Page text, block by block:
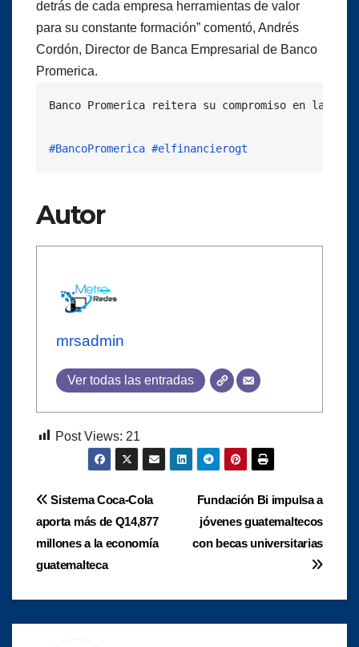
detrás de cada empresa herramientas de valor
para su constante formación” comentó, Andrés
Cordón, Director de Banca Empresarial de Banco
Promerica.
Banco Promerica reitera su compromiso en la
#BancoPromerica #elfinancierogt
Autor
mrsadmin
Ver todas las entradas
Post Views: 21
Navegación
de
entradas
Fundación Bi impulsa a
jóvenes guatemaltecos
con becas universitarias
Sistema Coca-Cola
aporta más de Q14,877
millones a la economía
guatemalteca